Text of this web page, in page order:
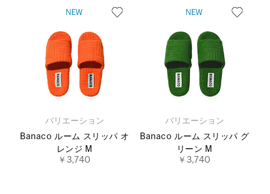
バリエーション
Banaco ルーム スリッパ オ
レンジ M
￥3,740
バリエーション
Banaco ルーム スリッパ グ
リーン M
￥3,740